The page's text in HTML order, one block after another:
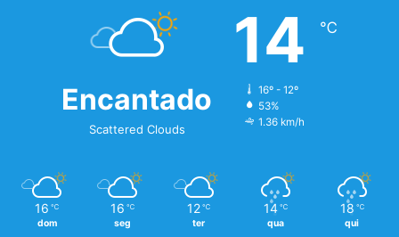
Encantado
Scattered Clouds
14 ℃
16º - 12º
53%
1.36 km/h
16 ℃
dom
16 ℃
seg
12 ℃
ter
14 ℃
qua
18 ℃
qui